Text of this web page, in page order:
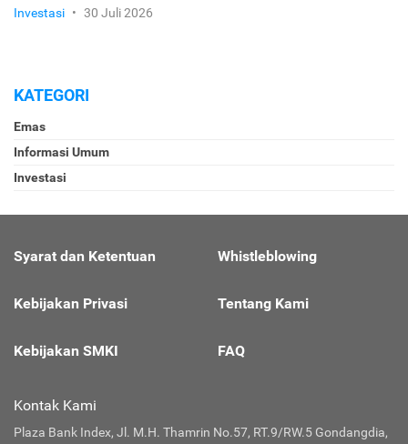
Investasi • 30 Juli 2026
KATEGORI
Emas
Informasi Umum
Investasi
Syarat dan Ketentuan
Kebijakan Privasi
Kebijakan SMKI
Whistleblowing
Tentang Kami
FAQ
Kontak Kami
Plaza Bank Index, Jl. M.H. Thamrin No.57, RT.9/RW.5 Gondangdia,